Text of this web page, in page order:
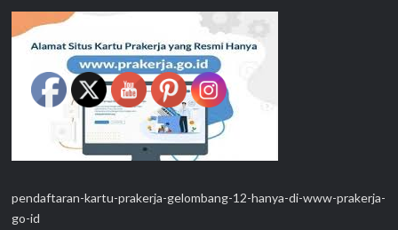
pendaftaran-kartu-prakerja-gelombang-12-hanya-di-www-prakerja-
go-id